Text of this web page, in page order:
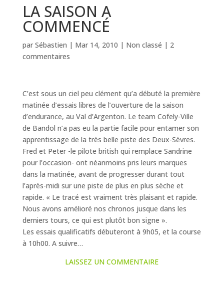
LA SAISON A
COMMENCÉ
par Sébastien | Mar 14, 2010 | Non classé | 2
commentaires
C’est sous un ciel peu clément qu’a débuté la première
matinée d’essais libres de l’ouverture de la saison
d’endurance, au Val d’Argenton. Le team Cofely-Ville
de Bandol n’a pas eu la partie facile pour entamer son
apprentissage de la très belle piste des Deux-Sèvres.
Fred et Peter -le pilote british qui remplace Sandrine
pour l’occasion- ont néanmoins pris leurs marques
dans la matinée, avant de progresser durant tout
l’après-midi sur une piste de plus en plus sèche et
rapide. « Le tracé est vraiment très plaisant et rapide.
Nous avons amélioré nos chronos jusque dans les
derniers tours, ce qui est plutôt bon signe ».
Les essais qualificatifs débuteront à 9h05, et la course
à 10h00. A suivre…
LAISSEZ UN COMMENTAIRE